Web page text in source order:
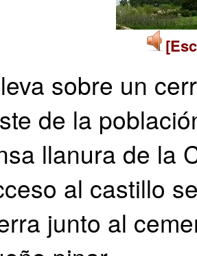
sobre un
de la
llanura de la
al castillo
junto al